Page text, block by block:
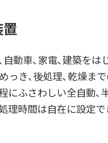
動車､家電､建築をは
っき､後処理､乾燥ま
にふさわしい全自動､
理時間は自在に設定